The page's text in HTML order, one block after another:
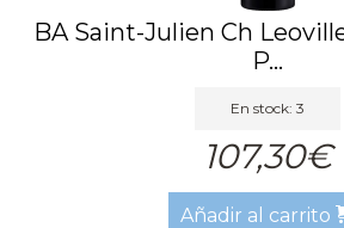
BA Saint-Julien Ch
P...
En stock: 3
107,30€
Añadir al carrito